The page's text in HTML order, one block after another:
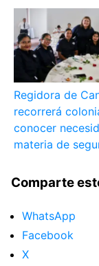
Regidora de
recorrerá
conocer
materia de
Comparte
WhatsApp
Facebook
X